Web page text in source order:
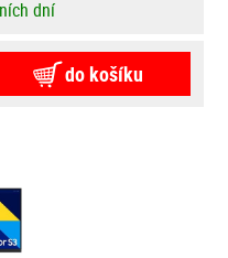
dní
do košíku